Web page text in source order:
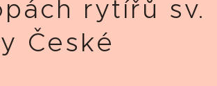
rytířů sv.
České